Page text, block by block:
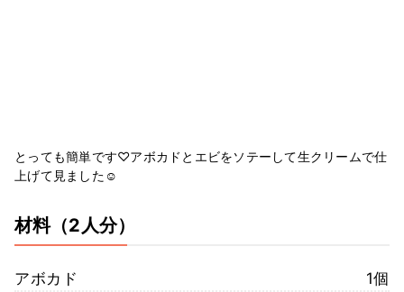
とっても簡単です♡アボカドとエビをソテーして生クリームで仕
上げて見ました☺
材料（2人分）
アボカド
1個